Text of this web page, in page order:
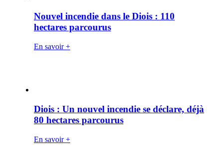
Nouvel incendie dans le Diois : 110
hectares parcourus
En savoir +
Diois : Un nouvel incendie se déclare, déjà
80 hectares parcourus
En savoir +